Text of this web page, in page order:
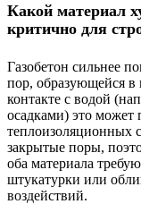
Какой материал
критично для
Газобетон сильнее
пор, образующейся в
контакте с водой
осадками) это
теплоизоляционных
закрытые поры,
оба материала
штукатурки или
воздействий.